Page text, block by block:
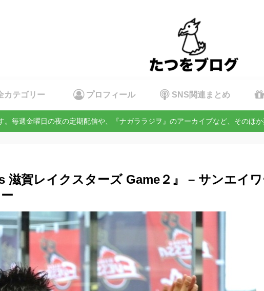
カテゴリー プロフィール SNS関連まとめ
。毎週金曜日の夜の定期配信や、『ナガララジヲ』のアーカイブなど、そのほ
滋賀レイクスターズ Game２』 – サンエイワ